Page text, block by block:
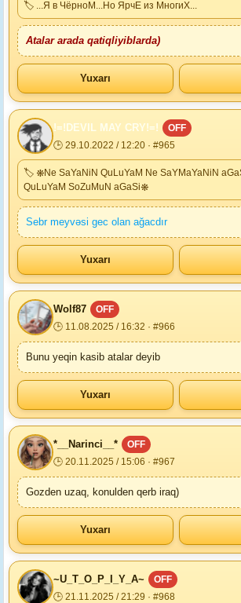
🏷 ...Я в ЧёрноМ...Но ЯрчЕ из МногиХ...
Atalar arada qatiqliyiblarda)
Yuxarı
!=!DEVIL MAY CRY!=!
OFF
🕒 29.10.2022 / 12:20 · #965
🏷 ❋Ne SaYaNiN QuLuYaM Ne SaYMaYaNiN
QuLuYaM SoZuMuN aGaSi❋
Sebr meyvəsi gec olan ağacdır
Yuxarı
Wolf87
OFF
🕒 11.08.2025 / 16:32 · #966
Bunu yeqin kasib atalar deyib
Yuxarı
*__Narinci__*
OFF
🕒 20.11.2025 / 15:06 · #967
Gozden uzaq, konulden qerb iraq)
Yuxarı
~U_T_O_P_I_Y_A~
OFF
🕒 21.11.2025 / 21:29 · #968